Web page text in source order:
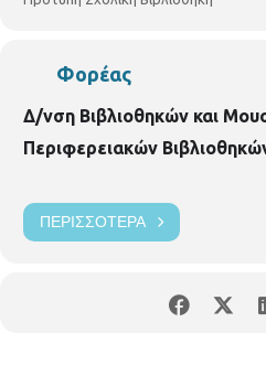
Φορέας
Δ/νση Βιβλιοθηκών και
Περιφερειακών
ΠΕΡΙΣΣΌΤΕΡΑ